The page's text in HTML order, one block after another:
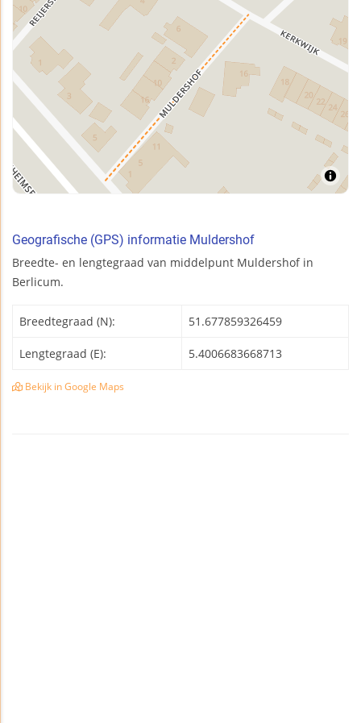
Geografische (GPS) informatie Muldershof
Breedte- en lengtegraad van middelpunt Muldershof in
Berlicum.
Breedtegraad (N): 51.677859326459
Lengtegraad (E): 5.4006683668713
Bekijk in Google Maps